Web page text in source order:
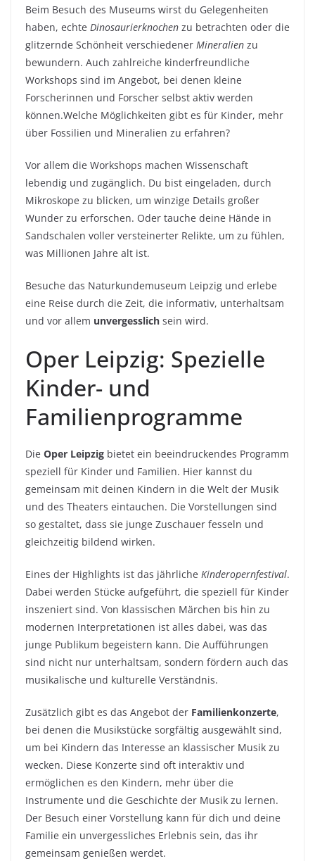
Beim Besuch des Museums wirst du Gelegenheiten
haben, echte Dinosaurierknochen zu betrachten oder die
glitzernde Schönheit verschiedener Mineralien zu
bewundern. Auch zahlreiche kinderfreundliche
Workshops sind im Angebot, bei denen kleine
Forscherinnen und Forscher selbst aktiv werden
können.Welche Möglichkeiten gibt es für Kinder, mehr
über Fossilien und Mineralien zu erfahren?
Vor allem die Workshops machen Wissenschaft
lebendig und zugänglich. Du bist eingeladen, durch
Mikroskope zu blicken, um winzige Details großer
Wunder zu erforschen. Oder tauche deine Hände in
Sandschalen voller versteinerter Relikte, um zu fühlen,
was Millionen Jahre alt ist.
Besuche das Naturkundemuseum Leipzig und erlebe
eine Reise durch die Zeit, die informativ, unterhaltsam
und vor allem unvergesslich sein wird.
Oper Leipzig: Spezielle
Kinder- und
Familienprogramme
Die Oper Leipzig bietet ein beeindruckendes Programm
speziell für Kinder und Familien. Hier kannst du
gemeinsam mit deinen Kindern in die Welt der Musik
und des Theaters eintauchen. Die Vorstellungen sind
so gestaltet, dass sie junge Zuschauer fesseln und
gleichzeitig bildend wirken.
Eines der Highlights ist das jährliche Kinderopernfestival.
Dabei werden Stücke aufgeführt, die speziell für Kinder
inszeniert sind. Von klassischen Märchen bis hin zu
modernen Interpretationen ist alles dabei, was das
junge Publikum begeistern kann. Die Aufführungen
sind nicht nur unterhaltsam, sondern fördern auch das
musikalische und kulturelle Verständnis.
Zusätzlich gibt es das Angebot der Familienkonzerte,
bei denen die Musikstücke sorgfältig ausgewählt sind,
um bei Kindern das Interesse an klassischer Musik zu
wecken. Diese Konzerte sind oft interaktiv und
ermöglichen es den Kindern, mehr über die
Instrumente und die Geschichte der Musik zu lernen.
Der Besuch einer Vorstellung kann für dich und deine
Familie ein unvergessliches Erlebnis sein, das ihr
gemeinsam genießen werdet.